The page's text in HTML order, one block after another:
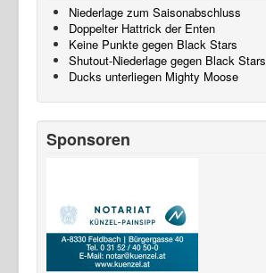
Niederlage zum Saisonabschluss
Doppelter Hattrick der Enten
Keine Punkte gegen Black Stars
Shutout-Niederlage gegen Black Stars
Ducks unterliegen Mighty Moose
Sponsoren